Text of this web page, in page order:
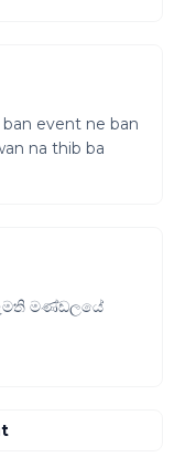
event ne ban
na thib ba
මණ්ඩලයේ